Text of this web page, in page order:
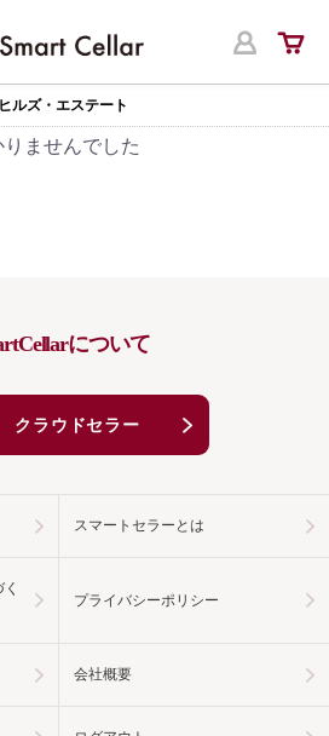
ロ
ルズ・エステート
ませんでした
について
クラウドセラー
スマートセラーとは
プライバシーポリシー
会社概要